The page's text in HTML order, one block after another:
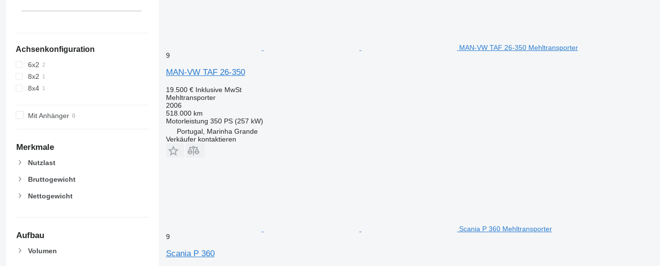
Achsenkonfiguration
6x2
8x2
8x4
Mit Anhänger
Merkmale
Nutzlast
Bruttogewicht
Nettogewicht
Aufbau
Volumen
MAN-VW TAF 26-350 Mehltransporter
9
MAN-VW TAF 26-350
19.500 € Inklusive MwSt
Mehltransporter
2006
518.000 km
Motorleistung 350 PS (257 kW)
Portugal, Marinha Grande
Verkäufer kontaktieren
Scania P 360 Mehltransporter
9
Scania P 360